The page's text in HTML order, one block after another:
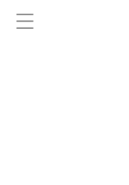
você merece